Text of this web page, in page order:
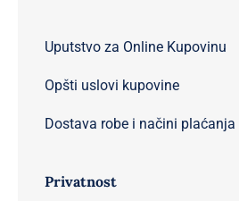
Uputstvo za Online Kupovinu
Opšti uslovi kupovine
Dostava robe i načini plaćanja
Privatnost